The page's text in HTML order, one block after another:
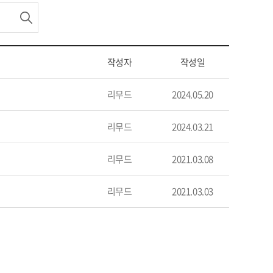
작성자 작성일
리무드 2024.05.20
리무드 2024.03.21
리무드 2021.03.08
리무드 2021.03.03